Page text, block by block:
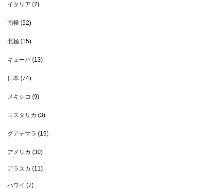
イタリア (7)
南極 (52)
北極 (15)
キューバ(13)
日本 (74)
メキシコ (9)
コスタリカ (3)
グアテマラ (19)
アメリカ (30)
アラスカ (11)
ハワイ (7)